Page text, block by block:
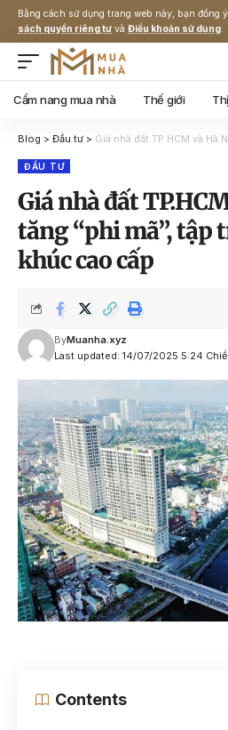
Bằng cách sử dụng trang web này, bạn đồng
sách quyền riêng tư và Điều khoản sử dụng.
Cẩm nang mua nhà Thế giới
Blog > Đầu tư > Giá nhà đất TP.HCM và Hà Nội
ĐẦU TƯ
Giá nhà đất
tăng “phi mã”, tập
khúc cao cấp
Last updated: 14/07/2025 5:24
ByMuanha.xyz
Contents